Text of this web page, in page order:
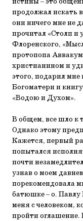
продолжал искать
они ничего мне не
прочитал «Столп и
Флоренского,
протопопа
христианином и
этого, подарил
Богоматери и
«Водою и Духом».
В общем, все шло к
Однако этому
Кажется, первый
попытался
почти
узнав о моем
порекомендовала
батюшке – о.
меня с человеком,
пройти оглашение.